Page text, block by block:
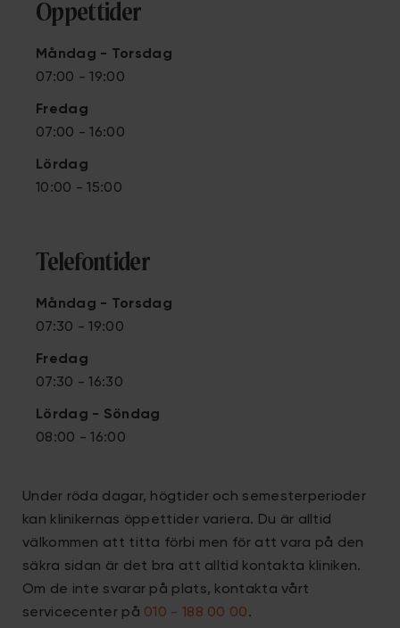
Öppettider
Måndag - Torsdag
07:00 - 19:00
Fredag
07:00 - 16:00
Lördag
10:00 - 15:00
Telefontider
Måndag - Torsdag
07:30 - 19:00
Fredag
07:30 - 16:30
Lördag - Söndag
08:00 - 16:00
Under röda dagar, högtider och semesterperioder
kan klinikernas öppettider variera. Du är alltid
välkommen att titta förbi men för att vara på den
säkra sidan är det bra att alltid kontakta kliniken.
Om de inte svarar på plats, kontakta vårt
servicecenter på 010 - 188 00 00.